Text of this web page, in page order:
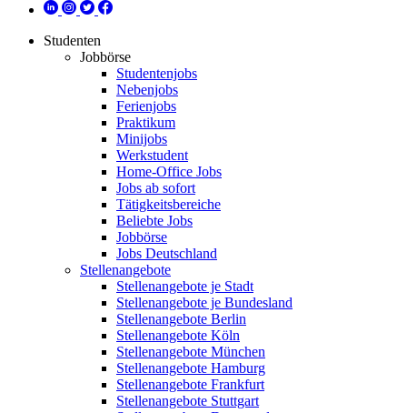
Studenten
Jobbörse
Studentenjobs
Nebenjobs
Ferienjobs
Praktikum
Minijobs
Werkstudent
Home-Office Jobs
Jobs ab sofort
Tätigkeitsbereiche
Beliebte Jobs
Jobbörse
Jobs Deutschland
Stellenangebote
Stellenangebote je Stadt
Stellenangebote je Bundesland
Stellenangebote Berlin
Stellenangebote Köln
Stellenangebote München
Stellenangebote Hamburg
Stellenangebote Frankfurt
Stellenangebote Stuttgart